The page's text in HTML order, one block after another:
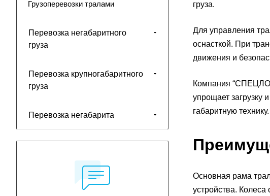
груза.
Для управления
оснасткой. При
движения и
Компания
упрощает загрузку
габаритную технику.
Основная рама
устройства.
Грузоперевозки тралами
Перевозка негабаритного
груза
Перевозка крупногабаритного
груза
Перевозка негабарита